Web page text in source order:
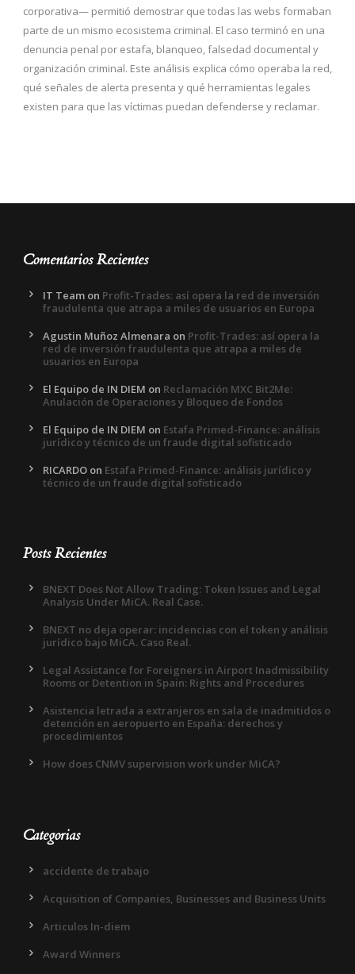
corporativa— permitió demostrar que todas las webs formaban
parte de un mismo ecosistema criminal. El caso terminó en una
denuncia penal por estafa, blanqueo, falsedad documental y
organización criminal. Este análisis explica cómo operaba la red,
qué señales de alerta presenta y qué herramientas legales
existen para que las víctimas puedan defenderse y reclamar.
Comentarios Recientes
IT Team on Profit-Trades: así opera la red de inversión
fraudulenta que atrapa a miles de usuarios en Europa
Agustin Muñoz Almenara on Profit-Trades: así opera la
red de inversión fraudulenta que atrapa a miles de
usuarios en Europa
El Equipo de IN DIEM on Reclamación MXC Bit2Me:
Anulación de Operaciones y Bloqueo de Fondos
El Equipo de IN DIEM on Estafa Primed-Finance: análisis
jurídico y técnico de un fraude digital sofisticado
RICARDO on Estafa Primed-Finance: análisis jurídico y
técnico de un fraude digital sofisticado
Posts Recientes
BNEXT Does Not Allow Trading: Token Issues and Legal
Analysis Under MiCA. Real Case.
BNEXT no deja operar: incidencias con el token y análisis
jurídico bajo MiCA. Caso Real.
Legal Assistance for Foreigners in Airport Inadmissibility
Rooms or Detention in Spain: Rights and Procedures
Asistencia letrada a extranjeros en sala de inadmitidos o
detención en aeropuerto en España: derechos y
procedimientos
How does CNMV supervision work under MiCA?
Categorias
accidente de trabajo
Acquisition of Companies, Businesses and Business Units
Articulos In-diem
Award Winners